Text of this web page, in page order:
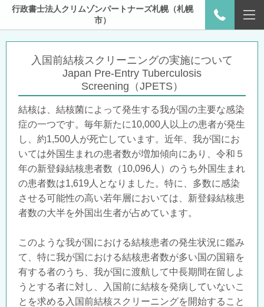
行政書士法人クリムゾンパートナーズ札幌（札幌
市）
入国前結核スクリーニングの実施について
Japan Pre-Entry Tuberculosis
Screening（JPETS）
結核は、結核菌によって発生する我が国の主要な感染
症の一つです。毎年新たに10,000人以上の患者が発生
し、約1,500人が死亡しています。近年、我が国にお
いては外国生まれの患者数が増加傾向にあり、令和５
年の新登録結核患者数（10,096人）のうち外国生まれ
の患者数は1,619人となりました。特に、多数に感染
させる可能性の高い若年層においては、新登録結核患
者数の大半を外国出生者が占めています。
このような我が国における結核患者の発生状況に鑑み
て、特に我が国における結核患者数が多い国の国籍を
有する者のうち、我が国に渡航して中長期間在留しよ
うとする者に対し、入国前に結核を発病していないこ
とを求める入国前結核スクリーニングを開始すること